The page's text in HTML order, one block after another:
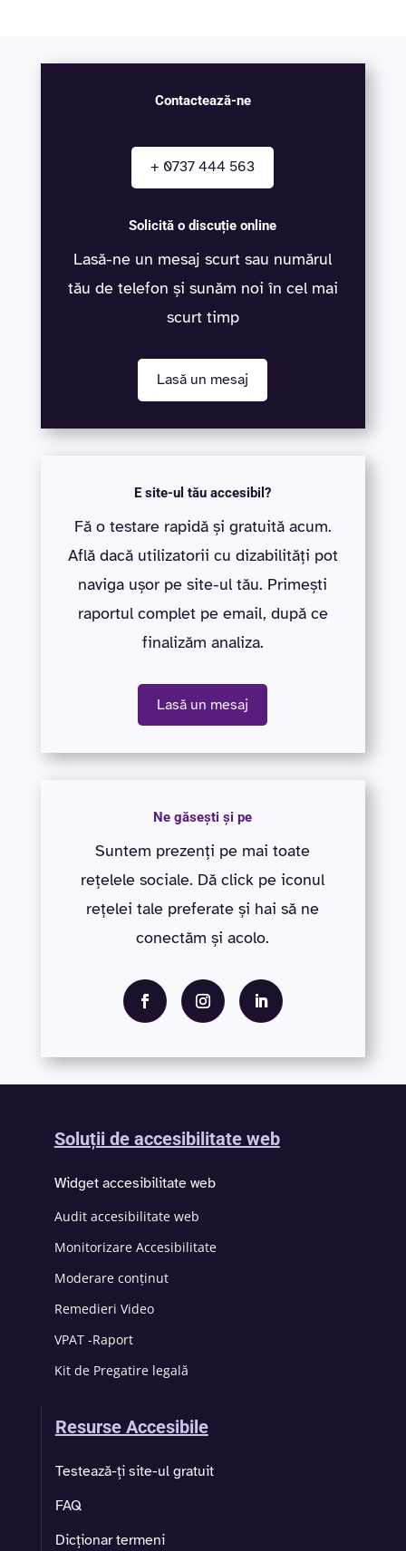
Contactează-ne
+ 0737 444 563
Solicită o discuție online
Lasă-ne un mesaj scurt sau numărul
tău de telefon și sunăm noi în cel mai
scurt timp
Lasă un mesaj
E site-ul tău accesibil?
Fă o testare rapidă și gratuită acum.
Află dacă utilizatorii cu dizabilități pot
naviga ușor pe site-ul tău. Primești
raportul complet pe email, după ce
finalizăm analiza.
Lasă un mesaj
Ne găsești și pe
Suntem prezenți pe mai toate
rețelele sociale. Dă click pe iconul
rețelei tale preferate și hai să ne
conectăm și acolo.
Soluții de accesibilitate web
Widget accesibilitate web
Audit accesibilitate web
Monitorizare Accesibilitate
Moderare conținut
Remedieri Video
VPAT -Raport
Kit de Pregatire legală
Resurse Accesibile
Testează-ți site-ul gratuit
FAQ
Dicționar termeni